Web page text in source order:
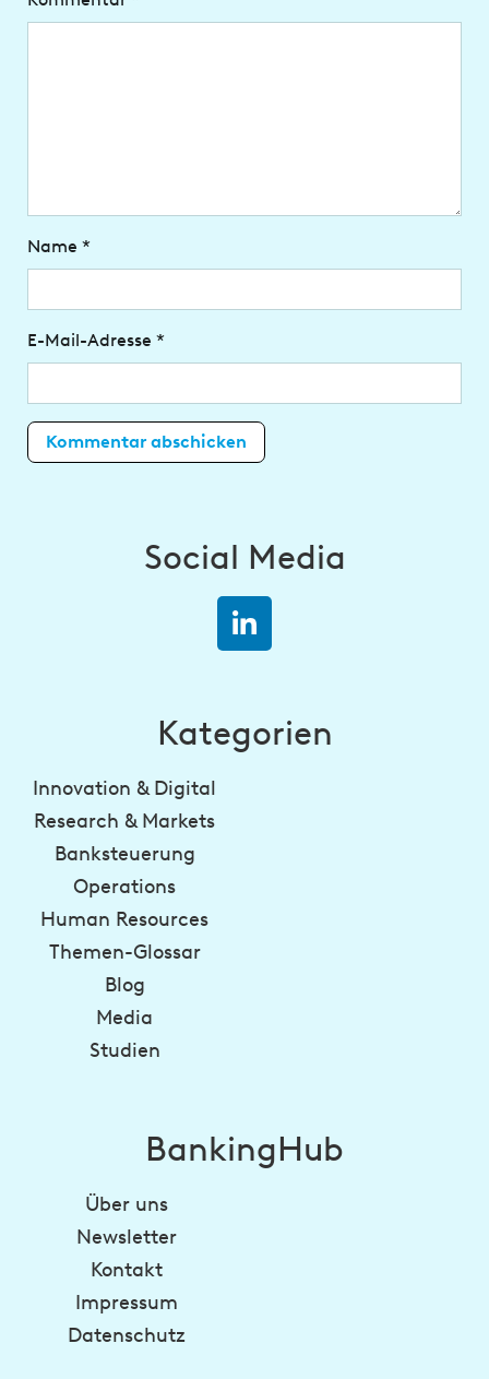
Name *
E-Mail-Adresse *
Social Media
Kategorien
Innovation & Digital
Research & Markets
Banksteuerung
Operations
Human Resources
Themen-Glossar
Blog
Media
Studien
BankingHub
Über uns
Newsletter
Kontakt
Impressum
Datenschutz